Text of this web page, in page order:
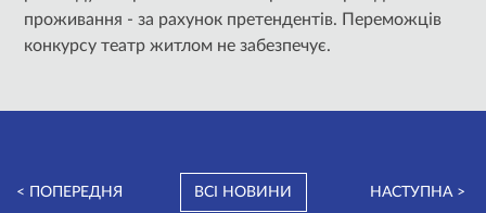
проживання - за рахунок претендентів. Переможців
конкурсу театр житлом не забезпечує.
< ПОПЕРЕДНЯ ВСІ НОВИНИ НАСТУПНА >